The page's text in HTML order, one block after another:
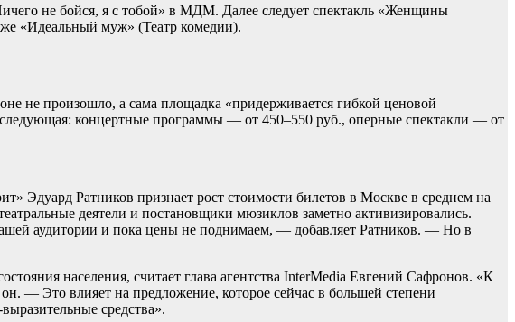
не бойся, я с тобой» в МДМ. Далее следует спектакль «Женщины
«Идеальный муж» (Театр комедии).
не произошло, а сама площадка «придерживается гибкой ценовой
концертные программы — от 450–550 руб., оперные спектакли — от
Эдуард Ратников признает рост стоимости билетов в Москве в среднем на
деятели и постановщики мюзиклов заметно активизировались.
аудитории и пока цены не поднимаем, — добавляет Ратников. — Но в
населения, считает глава агентства InterMedia Евгений Сафронов. «К
— Это влияет на предложение, которое сейчас в большей степени
средства».